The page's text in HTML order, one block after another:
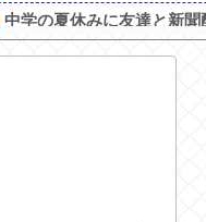
中学の夏休みに友達と新
【画像あり】タイミーで